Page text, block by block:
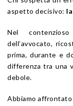
aspetto decisivo:
Nel
dell’avvocato,
prima, durante e
differenza tra una
debole.
Abbiamo affrontato